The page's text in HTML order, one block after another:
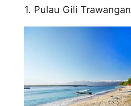
1. Pulau Gili Trawangan